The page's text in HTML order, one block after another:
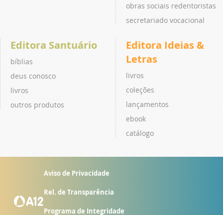
obras sociais redentoristas
secretariado vocacional
Editora Santuário
bíblias
deus conosco
livros
outros produtos
Editora Ideias &
Letras
livros
coleções
lançamentos
ebook
catálogo
Aviso de Privacidade
Rel. de Transparência
Programa de Integridade